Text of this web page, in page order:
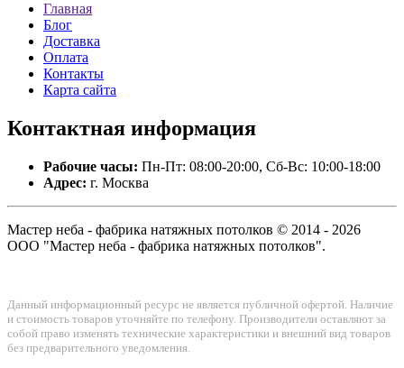
Главная
Блог
Доставка
Оплата
Контакты
Карта сайта
Контактная информация
Рабочие часы: Пн-Пт: 08:00-20:00, Сб-Вс: 10:00-18:00
Адрес: г. Москва
Мастер неба - фабрика натяжных потолков © 2014 - 2026
ООО "Мастер неба - фабрика натяжных потолков".
Данный информационный ресурс не является публичной офертой. Наличие
и стоимость товаров уточняйте по телефону. Производители оставляют за
собой право изменять технические характеристики и внешний вид товаров
без предварительного уведомления.